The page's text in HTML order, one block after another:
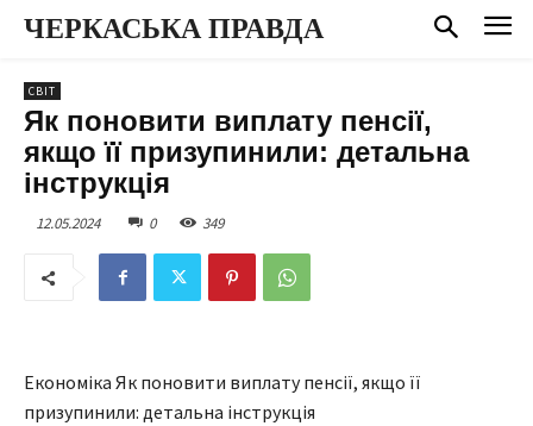
ЧЕРКАСЬКА ПРАВДА
СВІТ
Як поновити виплату пенсії,
якщо її призупинили: детальна
інструкція
12.05.2024 0 349
Економіка Як поновити виплату пенсії, якщо її
призупинили: детальна інструкція